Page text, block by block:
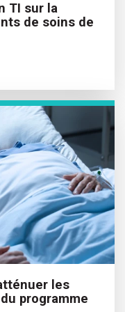
TI sur la
de soins de
les
programme